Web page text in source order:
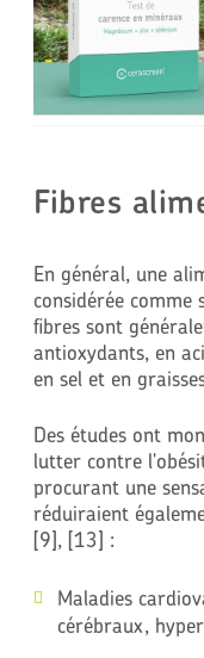
Fibres
En général, une
considérée comme
fibres sont
antioxydants, en
en sel et en
Des études ont
lutter contre
procurant une
réduiraient
[9], [13] :
Maladies
cérébraux,